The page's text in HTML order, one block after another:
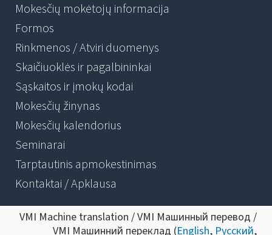
Mokesčių mokėtojų informacija
Formos
Rinkmenos / Atviri duomenys
Skaičiuoklės ir pagalbininkai
Sąskaitos ir įmokų kodai
Mokesčių žinynas
Mokesčių kalendorius
Seminarai
Tarptautinis apmokestinimas
Kontaktai / Apklausa
VMI Machine translation / VMI Машинный перевод /
VMI Машинний переклад (English, Русский,